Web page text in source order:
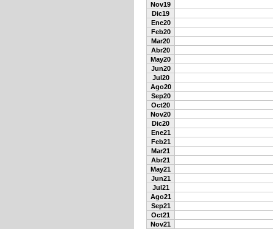
Nov19
Dic19
Ene20
Feb20
Mar20
Abr20
May20
Jun20
Jul20
Ago20
Sep20
Oct20
Nov20
Dic20
Ene21
Feb21
Mar21
Abr21
May21
Jun21
Jul21
Ago21
Sep21
Oct21
Nov21